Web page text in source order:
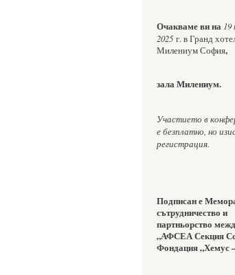
Очакваме ви на
2025 г. в Гранд
Милениум София,
зала Милениум.
Участието в
е безплатно, но
регистрация.
Подписан е
сътрудничество и
партньорство
„АФСЕА Секция
Фондация „Хемус